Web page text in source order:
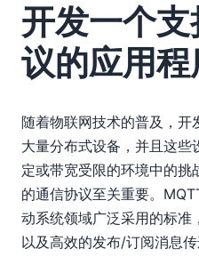
开发一个
议的应用程
随着物联网技术的普及，开
大量分布式设备，并且这
定或带宽受限的环境中的
的通信协议至关重要。
动系统领域广泛采用的标准
以及高效的发布/订阅消息传